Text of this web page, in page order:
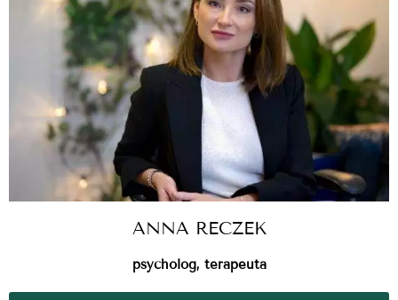
ANNA RECZEK
psycholog, terapeuta